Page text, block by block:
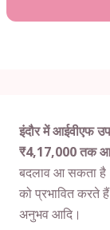
इंदौर में आईवीएफ
₹4,17,000 तक
बदलाव आ सकता
को प्रभावित करते
अनुभव आदि।